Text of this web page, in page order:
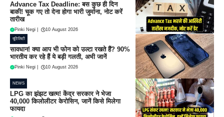
Advance Tax Deadline: बस कुछ ही दिन
बाकी! चूक गए तो देना होगा भारी जुर्माना, नोट करें
तारीख
Pinki Negi 10 August 2026
यूटिलिटी
सावधान! क्या आप भी फोन को उल्टा रखते हैं? 90%
भारतीय कर रहे हैं ये बड़ी गलती, अभी जानें
Pinki Negi 10 August 2026
NEWS
LPG का झंझट खत्म! केंद्र सरकार ने भेजा
40,000 किलोलीटर केरोसिन, जानें किसे मिलेगा
फायदा